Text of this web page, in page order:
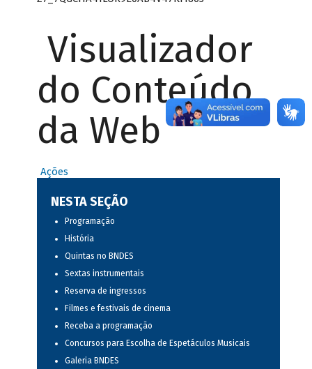
Visualizador
do Conteúdo
da Web
Ações
NESTA SEÇÃO
Programação
História
Quintas no BNDES
Sextas instrumentais
Reserva de ingressos
Filmes e festivais de cinema
Receba a programação
Concursos para Escolha de Espetáculos Musicais
Galeria BNDES